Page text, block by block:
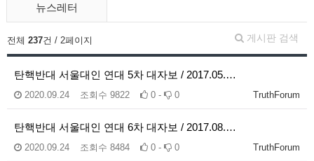
뉴스레터
게시판 검색
전체 237건 / 2페이지
탄핵반대 서울대인 연대 5차 대자보 / 2017.05.…
TruthForum
2020.09.24 조회수 9822 0 - 0
탄핵반대 서울대인 연대 6차 대자보 / 2017.08.…
TruthForum
2020.09.24 조회수 8484 0 - 0